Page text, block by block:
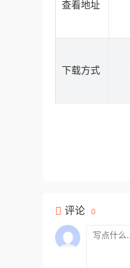
查看地址
下载方式
评论 0